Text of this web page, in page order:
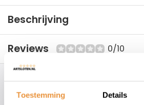
Toestemming Details
Beschrijving
Reviews 0/10
Hoe kunnen wij je helpen?